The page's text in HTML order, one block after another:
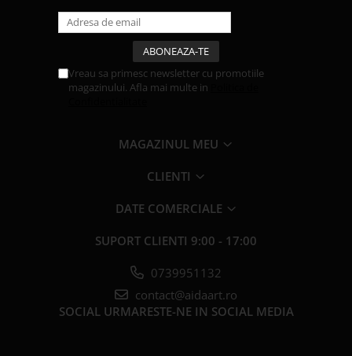
Vreau sa primesc newsletter cu promotiile
magazinului. Afla mai multe in
MAGAZINUL MEU
CLIENTI
DATE COMERCIALE
SUPORT CLIENTI 9:00 - 17:00
0739951132
contact@aidaart.ro
SOCIAL URMARESTE-NE IN SOCIAL MEDIA